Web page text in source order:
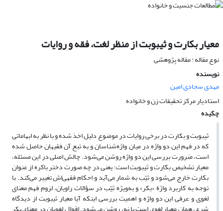
معیار بکارت و ثیبوبت از منظر لغت، فقه و روایات
نوع مقاله : مقاله پژوهشی
نویسنده
مهدی سجادی امین
استادیار مرکز تحقیقات زن و خانواده
چکیده
ثیبوبت و بکارت در برخی روایات در موضوع دلیل اخذ شده و با نظر به ابهاماتی
که در فهم این دو واژه در میان واژه‌شناسان و به تبع آن فقیهان حاصل شده
است، ضرورت بررسی این دو واژه روشن می‌شود. چالش اصلی در این مسئله،
معیار تشخیص بکارت و ثیبوبت است؛ یعنی در چه صورت دختر باکره از عنوان
بکارت خارج می‌شود و ثیّب به شمار می‌آید و احکام فقهی‌اش تغییر می‌کند. با
توجه به کاربرد واژة «بکر» و به‌ویژه ثیّب در سؤالات راویان، لزوم فهم معنای
لغوی و عرفی این دو واژه و اهمیت بررسی اینکه آیا معیار ثیبوبت از دیدگاه